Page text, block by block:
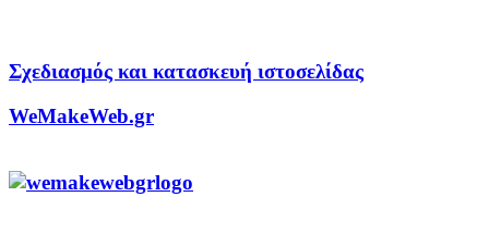
Σχεδιασμός και κατασκευή ιστοσελίδας
WeMakeWeb.gr